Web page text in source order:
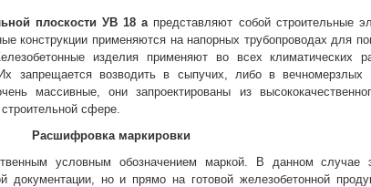
плоскости УВ 18 а представляют собой строительные
конструкции применяются на напорных трубопроводах для
изделия применяют во всех климатических
запрещается возводить в сыпучих, либо в вечномерзлых
массивные, они запроектированы из
сфере.
Расшифровка маркировки
условным обозначением маркой. В данном случае
документации, но и прямо на готовой железобетонной